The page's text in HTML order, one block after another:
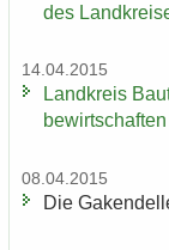
des
14.04.2015
Land­kreis
be­wirt­schaf­ten
08.04.2015
Die